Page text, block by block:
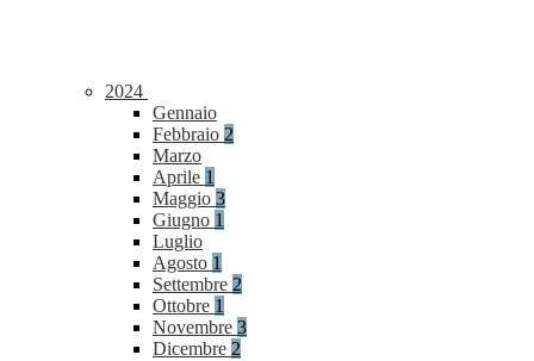
2024
Gennaio
Febbraio 2
Marzo
Aprile 1
Maggio 3
Giugno 1
Luglio
Agosto 1
Settembre 2
Ottobre 1
Novembre 3
Dicembre 2